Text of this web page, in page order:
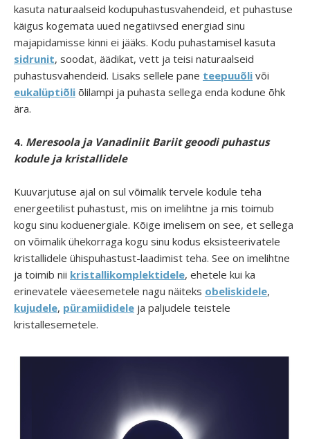
kasuta naturaalseid kodupuhastusvahendeid, et puhastuse
käigus kogemata uued negatiivsed energiad sinu
majapidamisse kinni ei jääks. Kodu puhastamisel kasuta
sidrunit, soodat, äädikat, vett ja teisi naturaalseid
puhastusvahendeid. Lisaks sellele pane teepuuõli või
eukalüptiõli õlilampi ja puhasta sellega enda kodune õhk
ära.
4. Meresoola ja Vanadiniit Bariit geoodi puhastus
kodule ja kristallidele
Kuuvarjutuse ajal on sul võimalik tervele kodule teha
energeetilist puhastust, mis on imelihtne ja mis toimub
kogu sinu koduenergiale. Kõige imelisem on see, et sellega
on võimalik ühekorraga kogu sinu kodus eksisteerivatele
kristallidele ühispuhastust-laadimist teha. See on imelihtne
ja toimib nii kristallikomplektidele, ehetele kui ka
erinevatele väeesemetele nagu näiteks obeliskidele,
kujudele, püramiididele ja paljudele teistele
kristallesemetele.